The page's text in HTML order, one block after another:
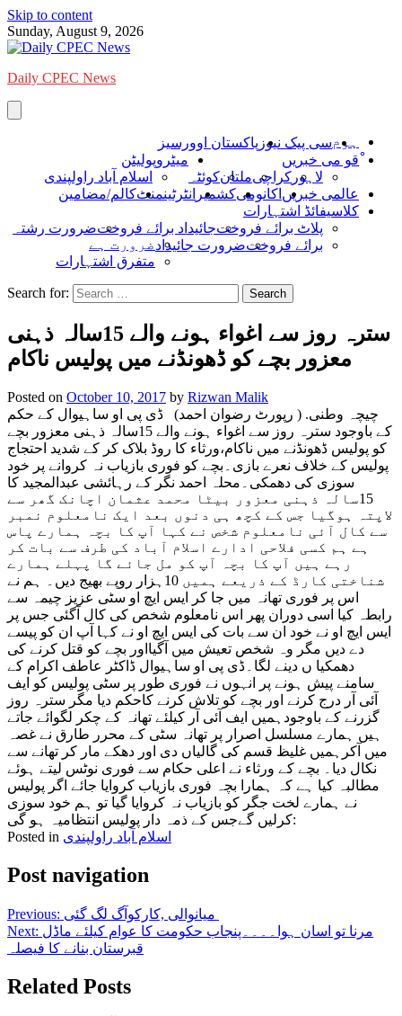
Skip to content
Sunday, August 9, 2026
Daily CPEC News
ہومسی پیک نیوز پاکستان اوورسیز
ْقو می خبریں
لاہور کراچیملتانکوئٹہ
میٹروپولیٹن
اسلام آباد راولپندی
عالمی خبریں اکانومیکشمیر انٹرٹینمنٹکالم/مضامین
کلاسیفائڈ اشتہارات
پلاٹ برائے فروختجائیداد برائے فروختضرورت رشتہ
برائے فروختضرورت جائیدادضرورت ہے
متفرق اشتہارات
Search for:
سترہ روز سے اغواء ہونے والے 15سالہ ذہنی
معزور بچے کو ڈھونڈنے میں پولیس ناکام
Posted on October 10, 2017 by Rizwan Malik
چیچہ وطنی. ( رپورٹ رضوان احمد) ڈی پی او ساہیوال کے حکم
کے باوجود سترہ روز سے اغواء ہونے والے 15سالہ ذہنی معزور بچے
کو پولیس ڈھونڈنے میں ناکام،ورثاء کا روڈ بلاک کر کے شدید احتجاج
پولیس کے خلاف نعرے بازی۔بچے کو فوری بازیاب نہ کروانے پر خود
سوزی کی دھمکی۔محلہ احمد نگر کے رہائشی عبدالمجید کا
15سالہ ذہنی معزور بیٹا محمد عثمان اچانک گھر سے
لاپتہ ہوگیا جس کے کچھ ہی دنوں بعد ایک نامعلوم نمبر
سے کال آئی نامعلوم شخص نے کہا آپ کا بچہ ہمارے پاس
ہے ہم کسی فلاحی ادارے اسلام آباد کی طرف سے بات کر
رہے ہیں آپ کا بچہ آپ کو مل جائے گا پہلے ہمارے
شناختی کارڈ کے ذریعے ہمیں 10ہزار روپے بھیج دیں۔ ہم نے
اس پر فوری تھانہ میں جا کر ایس ایچ او سٹی عزیز چیمہ سے
رابطہ کیا اسی دوران پھر اس نامعلوم شخص کی کال آگئی جس پر
ایس ایچ او نے خود ان سے بات کی ایس ایچ او نے کہا آپ ان کو پیسے
دے دیں مگر وہ شخص تعیش میں آگیااور بچے کو قتل کرنے کی
دھمکیا ں دینے لگا۔ڈی پی او ساہیوال ڈاکٹر عاطف اکرام کے
سامنے پیش ہونے پر انہوں نے فوری طور پر سٹی پولیس کو ایف
آئی آر درج کرنے اور بچے کو تلاش کرنے کاحکم دیا مگر سترہ روز
گزرنے کے باوجودہمیں ایف آئی آر کیلئے تھانہ کے چکر لگوائے جاتے
ہیں ہمارے مسلسل اصرار پر تھانہ سٹی کے محرر طارق نے غصہ
میں آکرہمیں غلیظ قسم کی گالیاں دی اور دھکے مار کر تھانے سے
نکال دیا۔ بچے کے ورثاء نے اعلی حکام سے فوری نوٹس لیتے ہوئے
مطالبہ کیا ہے کہ ہمارا بچہ فوری بازیاب کروایا جائے اگر پولیس
نے ہمارے لخت جگر کو بازیاب نہ کروایا گیا تو ہم خود سوزی
کرلیں گےجس کے ذمہ دار پولیس انتظامیہ ہو گی:
Posted in اسلام آباد راولپندی
Post navigation
Previous:
Next: مرنا تو اسان ہوا۔۔۔۔پنجاب حکومت کا عوام کیلئے ماڈل
قبرستان بنانے کا فیصلہ
Related Posts